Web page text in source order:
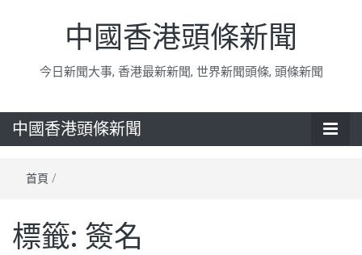
中國香港頭條新聞
今日新聞大事, 香港最新新聞, 世界新聞頭條, 頭條新聞
中國香港頭條新聞
首頁 /
標籤: 簽名